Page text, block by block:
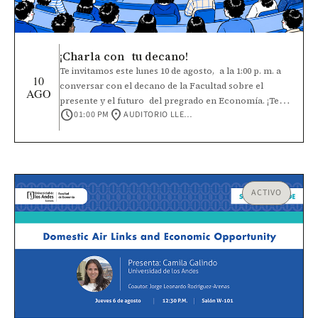
10
AGO
¡Charla con tu decano!
Te invitamos este lunes 10 de agosto, a la 1:00 p. m. a
conversar con el decano de la Facultad sobre el
presente y el futuro del pregrado en Economía. ¡Te
esperamos!
schedule01:00 PM location_on AUDITORIO LLERAS
ACTIVO